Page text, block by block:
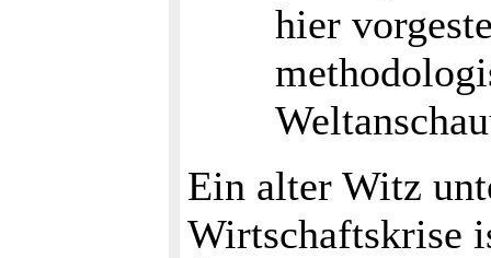
hier
Ein alter Witz
Wirtschaftskrise